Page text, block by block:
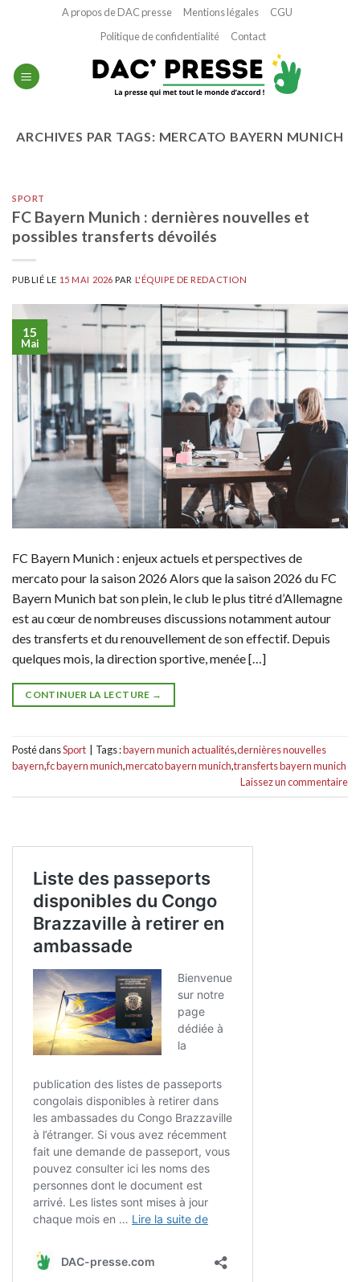
A propos de DAC presse Mentions légales
CGU
Politique de confidentialité
Contact
ARCHIVES PAR TAGS: MERCATO BAYERN MUNICH
SPORT
FC Bayern Munich : dernières nouvelles et
possibles transferts dévoilés
PUBLIÉ LE 15 MAI 2026 PAR L'ÉQUIPE DE REDACTION
15
Mai
FC Bayern Munich : enjeux actuels et perspectives de
mercato pour la saison 2026 Alors que la saison 2026 du FC
Bayern Munich bat son plein, le club le plus titré d’Allemagne
est au cœur de nombreuses discussions notamment autour
des transferts et du renouvellement de son effectif. Depuis
quelques mois, la direction sportive, menée […]
CONTINUER LA LECTURE →
Posté dansSport Tags :bayern munich actualités,dernières nouvelles
bayern,fc bayern munich,mercato bayern munich,transferts bayern munich
Laissez un commentaire